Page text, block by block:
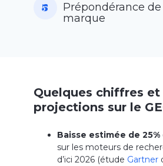
Prépondérance
marque
Quelques chiffres et
projections sur le
Baisse estimée de 25%
sur les moteurs de
d’ici 2026 (étude Gartner